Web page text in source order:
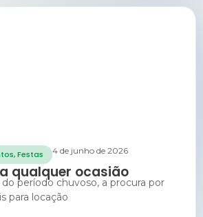
,Festas 4 de junho de 2026
qualquer ocasião
período chuvoso, a procura por
para locação